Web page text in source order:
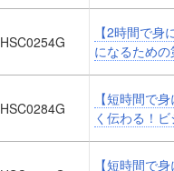
HSC0254G
【2時間で
になるため
HSC0284G
【短時間で
く伝わる！
【短時間で